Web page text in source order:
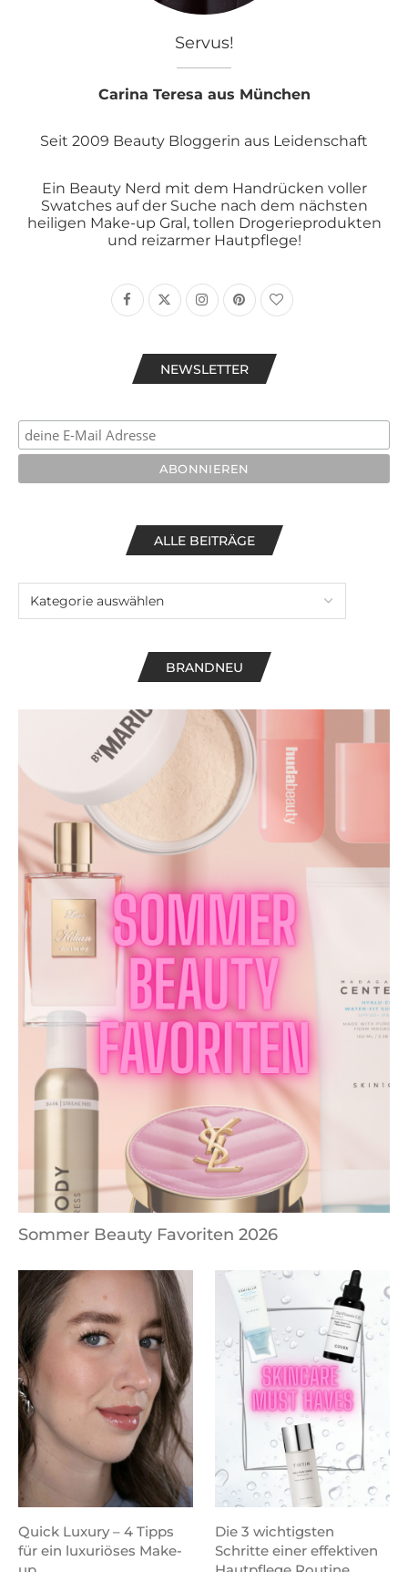
Servus!
Carina Teresa aus München
Seit 2009 Beauty Bloggerin aus Leidenschaft
Ein Beauty Nerd mit dem Handrücken voller
Swatches auf der Suche nach dem nächsten
heiligen Make-up Gral, tollen Drogerieprodukten
und reizarmer Hautpflege!
NEWSLETTER
ALLE BEITRÄGE
BRANDNEU
Sommer Beauty Favoriten 2026
Quick Luxury – 4 Tipps
für ein luxuriöses Make-
Die 3 wichtigsten
Schritte einer effektiven